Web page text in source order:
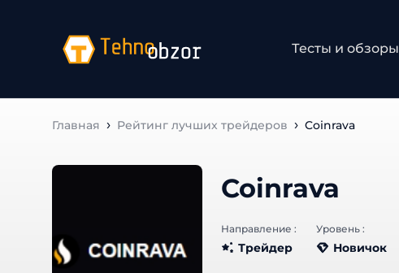
Тесты и обзоры
Главная Рейтинг лучших трейдеров Coinrava
Coinrava
Направление :
Трейдер
Уровень :
Новичок